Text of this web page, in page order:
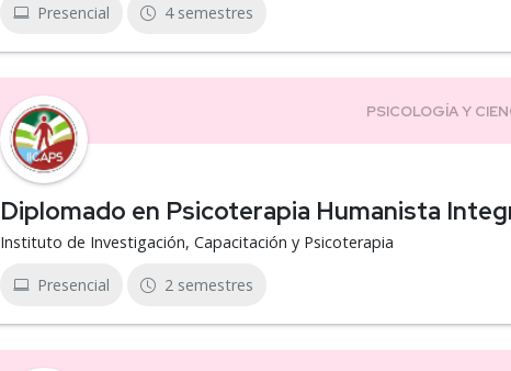
Presencial 4 semestres
Diplomado en Psicoterapia Humanista
Instituto de Investigación, Capacitación y Psicoterapia
Presencial 2 semestres